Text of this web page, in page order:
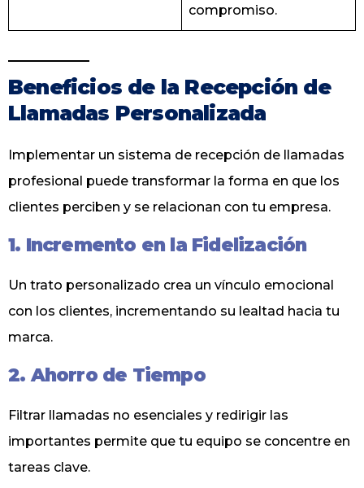
compromiso.
Beneficios de la Recepción de
Llamadas Personalizada
Implementar un sistema de recepción de llamadas
profesional puede transformar la forma en que los
clientes perciben y se relacionan con tu empresa.
1. Incremento en la Fidelización
Un trato personalizado crea un vínculo emocional
con los clientes, incrementando su lealtad hacia tu
marca.
2. Ahorro de Tiempo
Filtrar llamadas no esenciales y redirigir las
importantes permite que tu equipo se concentre en
tareas clave.